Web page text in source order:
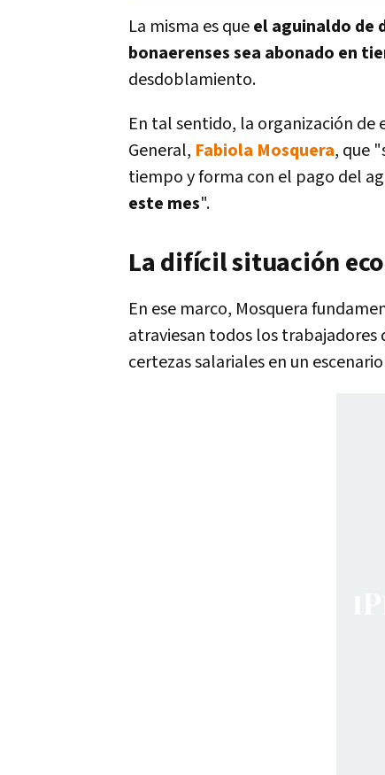
La misma es queel aguinaldo de
bonaerenses sea abonado en
desdoblamiento.
En tal sentido, la organización de
General, Fabiola Mosquera, que
tiempo y forma con el pago del
este mes".
La difícil situación
En ese marco, Mosquera
atraviesan todos los trabajadores
certezas salariales en un